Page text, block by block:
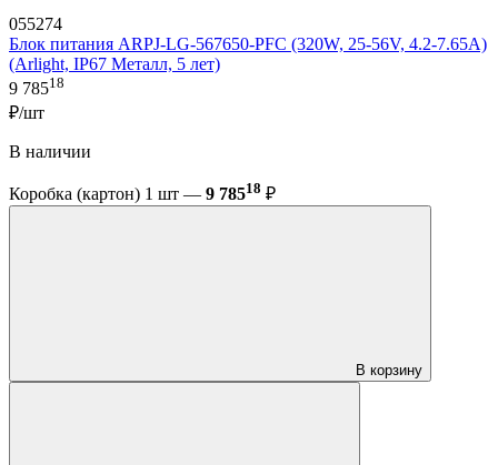
055274
Блок питания ARPJ-LG-567650-PFC (320W, 25-56V, 4.2-7.65A)
(Arlight, IP67 Металл, 5 лет)
9 78518
₽/шт
В наличии
Коробка (картон) 1 шт — 9 78518 ₽
В корзину